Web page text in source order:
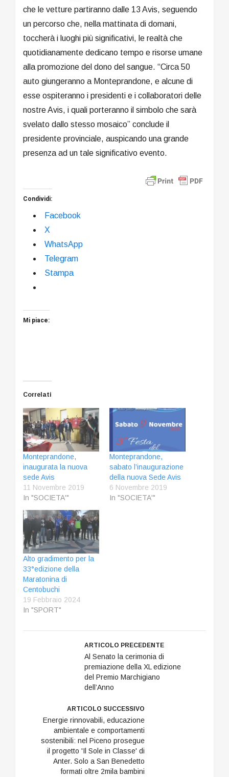
che le vetture partiranno dalle 13 Avis, seguendo
un percorso che, nella mattinata di domani,
toccherà i luoghi più significativi, le realtà che
quotidianamente dedicano tempo e risorse umane
alla promozione del dono del sangue. “Circa 50
auto giungeranno a Monteprandone, e alcune di
esse ospiteranno i presidenti e i collaboratori delle
nostre Avis, i quali porteranno il simbolo che sarà
svelato dallo stesso mosaico” conclude il
presidente provinciale, auspicando una grande
presenza ad un tale significativo evento.
Condividi:
Facebook
X
WhatsApp
Telegram
Stampa
Mi piace:
Correlati
Monteprandone,
inaugurata la nuova
sede Avis
11 Novembre 2019
In "SOCIETA'"
Monteprandone,
sabato l’inaugurazione
della nuova Sede Avis
6 Novembre 2019
In "SOCIETA'"
Alto gradimento per la
33°edizione della
Maratonina di
Centobuchi
19 Febbraio 2024
In "SPORT"
ARTICOLO PRECEDENTE
Al Senato la cerimonia di
premiazione della XL edizione
del Premio Marchigiano
dell’Anno
ARTICOLO SUCCESSIVO
Energie rinnovabili, educazione
ambientale e comportamenti
sostenibili: nel Piceno prosegue
il progetto 'Il Sole in Classe' di
Anter. Solo a San Benedetto
formati oltre 2mila bambini